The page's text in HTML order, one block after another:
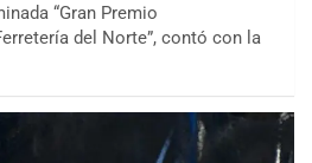
“Gran Premio
del Norte”, contó con la